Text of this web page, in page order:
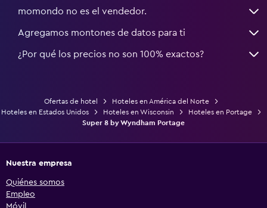
momondo no es el vendedor.
Agregamos montones de datos para ti
¿Por qué los precios no son 100% exactos?
Ofertas de hotel
Hoteles en América del Norte
Hoteles en Estados Unidos
Hoteles en Wisconsin
Hoteles en Portage
Super 8 by Wyndham Portage
Nuestra empresa
Quiénes somos
Empleo
Móvil